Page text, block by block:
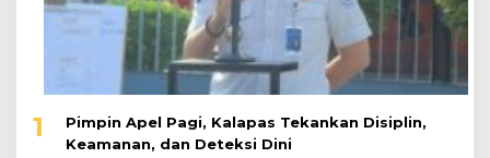
1
Pimpin Apel Pagi, Kalapas Tekankan Disiplin,
Keamanan, dan Deteksi Dini